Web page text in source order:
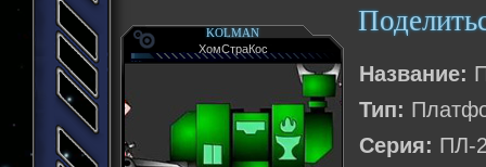
KOLMAN
ХомСтраКос
Название:
Тип:
Серия: ПЛ-